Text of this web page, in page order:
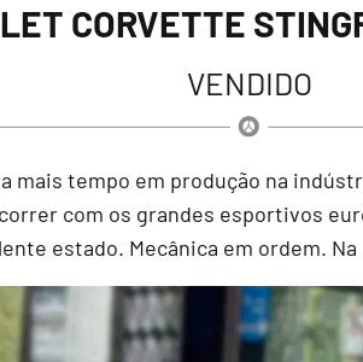
CORVETTE
VENDIDO
mais tempo em produção na
com os grandes esportivos
estado. Mecânica em ordem.